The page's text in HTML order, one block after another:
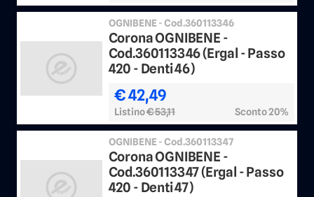
OGNIBENE - Cod.360113346
Corona OGNIBENE -
Cod.360113346 (Ergal - Passo
420 - Denti 46)
€ 42,49
Listino€ 53,11 Sconto 20%
OGNIBENE - Cod.360113347
Corona OGNIBENE -
Cod.360113347 (Ergal - Passo
420 - Denti 47)